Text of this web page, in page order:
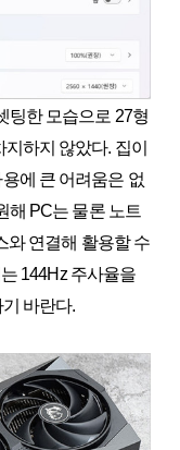
팅한 모습으로 27형
하지 않았다. 집이
에 큰 어려움은 없
해 PC는 물론 노트
와 연결해 활용할 수
144Hz 주사율을
바란다.